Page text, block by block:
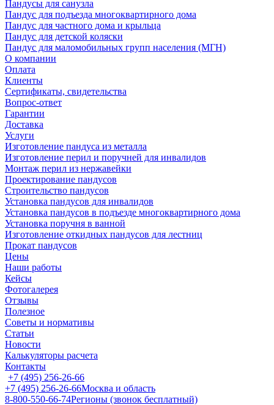
Пандусы для санузла
Пандус для подъезда многоквартирного дома
Пандус для частного дома и крыльца
Пандус для детской коляски
Пандус для маломобильных групп населения (МГН)
О компании
Оплата
Клиенты
Сертификаты, свидетельства
Вопрос-ответ
Гарантии
Доставка
Услуги
Изготовление пандуса из металла
Изготовление перил и поручней для инвалидов
Монтаж перил из нержавейки
Проектирование пандусов
Строительство пандусов
Установка пандусов для инвалидов
Установка пандусов в подъезде многоквартирного дома
Установка поручня в ванной
Изготовление откидных пандусов для лестниц
Прокат пандусов
Цены
Наши работы
Кейсы
Фотогалерея
Отзывы
Полезное
Советы и нормативы
Статьи
Новости
Калькуляторы расчета
Контакты
+7 (495) 256-26-66
+7 (495) 256-26-66Москва и область
8-800-550-66-74Регионы (звонок бесплатный)